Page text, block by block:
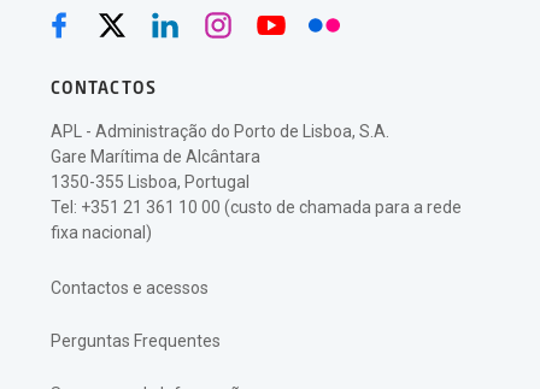
CONTACTOS
APL - Administração do Porto de Lisboa, S.A.
Gare Marítima de Alcântara
1350-355 Lisboa, Portugal
Tel: +351 21 361 10 00 (custo de chamada para a rede
fixa nacional)
Contactos e acessos
Perguntas Frequentes